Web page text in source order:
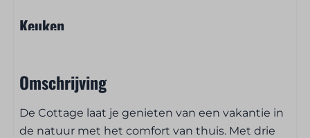
Keuken
Pannen
Bestek
Borden
Drinkglazen
Omschrijving
De Cottage laat je genieten van een vakantie in
de natuur met het comfort van thuis. Met drie